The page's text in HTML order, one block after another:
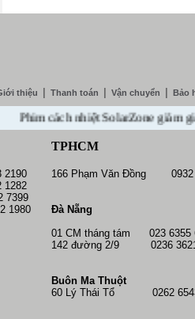
thiệu Thanh toán Vận chuyển Bảo
Phim cách nhiệt SolarZone giảm giá
2190
1282
7399
1980
TPHCM
166 Phạm Văn Đồng 0932
Đà Nẵng
01 CM tháng tám 023 6355
142 đường 2/9 0236
Buôn Ma Thuột
60 Lý Thái Tổ 0262